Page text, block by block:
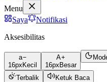
Menu
Saya
Notifikasi
Aksesibilitas
a
16px Kecil
A
16px Besar
Terbalik Ketuk Baca